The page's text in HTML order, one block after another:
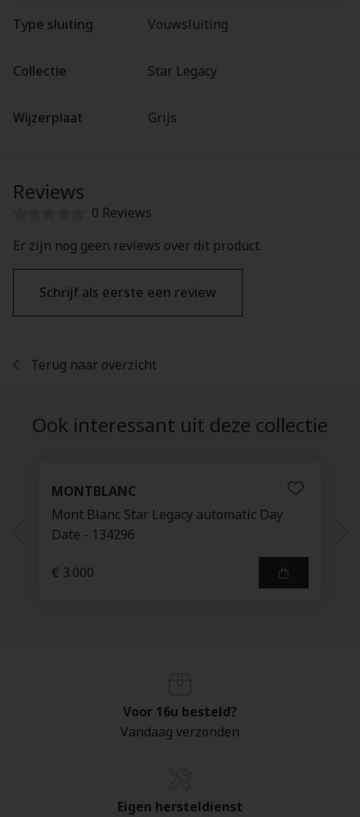
Type sluiting Vouwsluiting
Collectie Star Legacy
Wijzerplaat Grijs
Reviews
0 Reviews
Er zijn nog geen reviews over dit product.
Schrijf als eerste een review
Terug naar overzicht
Ook interessant uit deze collectie
MONTBLANC
Mont Blanc Star Legacy automatic Day
Date - 134296
€ 3.000
Voor 16u besteld?
Vandaag verzonden
Eigen hersteldienst